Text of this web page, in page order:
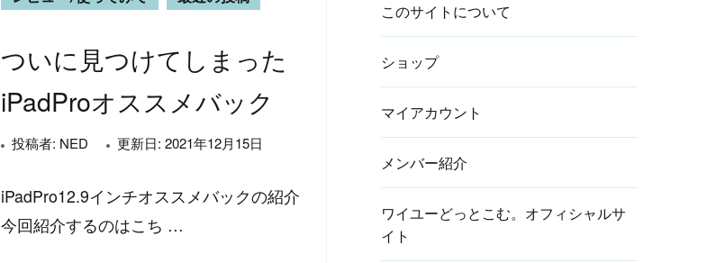
ついに見つけてしまった
iPadProオススメバック
投稿者: NED 更新日: 2021年12月15日
iPadPro12.9インチオススメバックの紹介
今回紹介するのはこち …
このサイトについて
ショップ
マイアカウント
メンバー紹介
ワイユーどっとこむ。オフィシャルサ
イト